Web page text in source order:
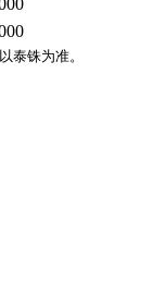
泰铢为准。